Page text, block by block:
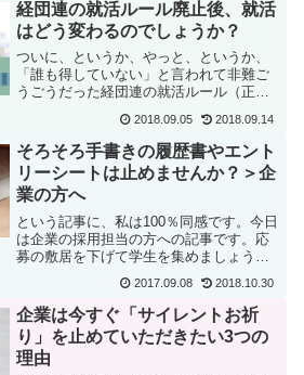
というようなことが言われて...
経団連の就活ルール廃止後、就活
はどう変わるのでしょうか？
ついに、というか、やっと、というか、
「誰も得していない」と言われて非難ご
うごうだった経団連の就活ルール（正確
ここではわかりやすく一般に言われてい
た「就活ルール」と言います。）が、や
っと廃止されることになり...
2018.09.05 2018.09.14
そろそろ手書きの履歴書やエント
リーシートは止めませんか？＞企
業の方へ
という記事に、私は100％同感です。今日
は企業の採用担当の方への記事です。応
募の敷居を下げて学生を集めましょう。
と嘆いていながら、昔からやっているか
らというだけの理由で、手書きの履歴書
やエントリーシートを...
2017.09.08 2018.10.30
企業は今すぐ「サイレントお祈
り」を止めていただきたい3つの
理由